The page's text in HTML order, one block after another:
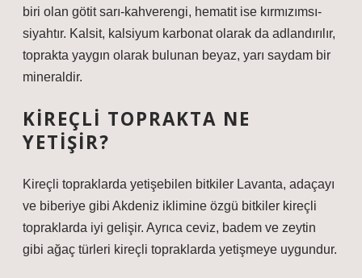
biri olan götit sarı-kahverengi, hematit ise kırmızımsı-
siyahtır. Kalsit, kalsiyum karbonat olarak da adlandırılır,
toprakta yaygın olarak bulunan beyaz, yarı saydam bir
mineraldir.
KIREÇLI TOPRAKTA NE
YETIŞIR?
Kireçli topraklarda yetişebilen bitkiler Lavanta, adaçayı
ve biberiye gibi Akdeniz iklimine özgü bitkiler kireçli
topraklarda iyi gelişir. Ayrıca ceviz, badem ve zeytin
gibi ağaç türleri kireçli topraklarda yetişmeye uygundur.